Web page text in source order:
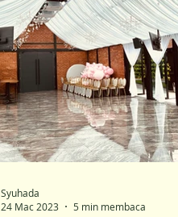
Syuhada
24 Mac 2023
5 min membaca